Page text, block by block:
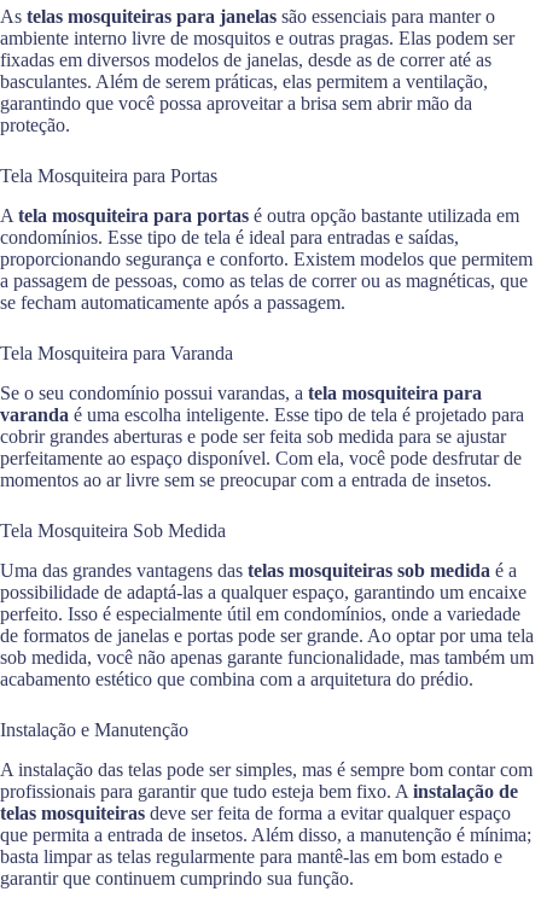
As telas mosquiteiras para janelas são essenciais para manter o
ambiente interno livre de mosquitos e outras pragas. Elas podem ser
fixadas em diversos modelos de janelas, desde as de correr até as
basculantes. Além de serem práticas, elas permitem a ventilação,
garantindo que você possa aproveitar a brisa sem abrir mão da
proteção.
Tela Mosquiteira para Portas
A tela mosquiteira para portas é outra opção bastante utilizada em
condomínios. Esse tipo de tela é ideal para entradas e saídas,
proporcionando segurança e conforto. Existem modelos que permitem
a passagem de pessoas, como as telas de correr ou as magnéticas, que
se fecham automaticamente após a passagem.
Tela Mosquiteira para Varanda
Se o seu condomínio possui varandas, a tela mosquiteira para
varanda é uma escolha inteligente. Esse tipo de tela é projetado para
cobrir grandes aberturas e pode ser feita sob medida para se ajustar
perfeitamente ao espaço disponível. Com ela, você pode desfrutar de
momentos ao ar livre sem se preocupar com a entrada de insetos.
Tela Mosquiteira Sob Medida
Uma das grandes vantagens das telas mosquiteiras sob medida é a
possibilidade de adaptá-las a qualquer espaço, garantindo um encaixe
perfeito. Isso é especialmente útil em condomínios, onde a variedade
de formatos de janelas e portas pode ser grande. Ao optar por uma tela
sob medida, você não apenas garante funcionalidade, mas também um
acabamento estético que combina com a arquitetura do prédio.
Instalação e Manutenção
A instalação das telas pode ser simples, mas é sempre bom contar com
profissionais para garantir que tudo esteja bem fixo. A instalação de
telas mosquiteiras deve ser feita de forma a evitar qualquer espaço
que permita a entrada de insetos. Além disso, a manutenção é mínima;
basta limpar as telas regularmente para mantê-las em bom estado e
garantir que continuem cumprindo sua função.